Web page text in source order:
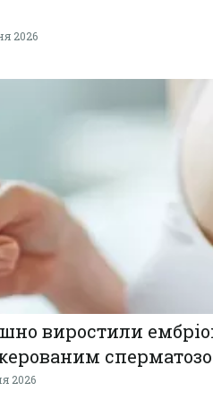
2026
виростили
2026